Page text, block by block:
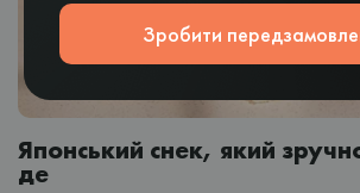
Японський снек, який
де
Зробити